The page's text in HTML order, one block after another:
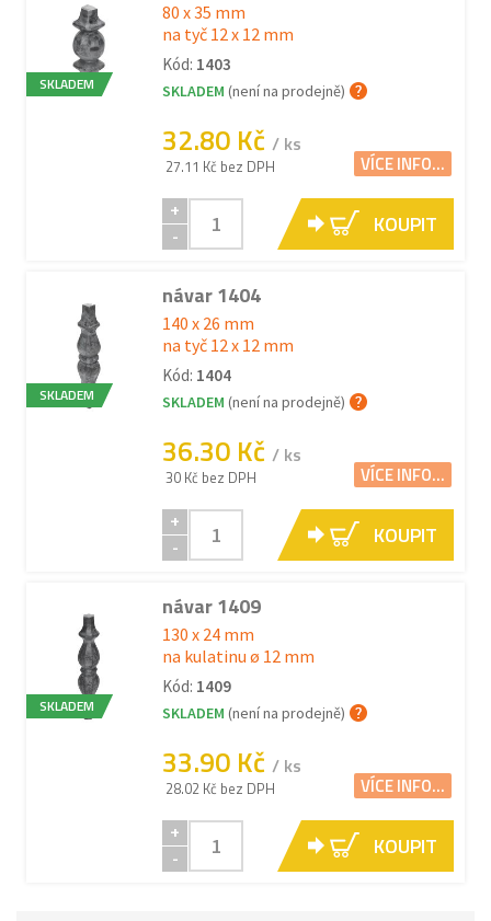
SKLADEM
80 x 35 mm
na tyč 12 x 12 mm
Kód: 1403
SKLADEM (není na prodejně)
32.80 Kč / ks
27.11 Kč bez DPH VÍCE INFO...
+
-
KOUPIT
SKLADEM
návar 1404
140 x 26 mm
na tyč 12 x 12 mm
Kód: 1404
SKLADEM (není na prodejně)
36.30 Kč / ks
30 Kč bez DPH VÍCE INFO...
+
-
KOUPIT
SKLADEM
návar 1409
130 x 24 mm
na kulatinu ø 12 mm
Kód: 1409
SKLADEM (není na prodejně)
33.90 Kč / ks
28.02 Kč bez DPH VÍCE INFO...
+
-
KOUPIT